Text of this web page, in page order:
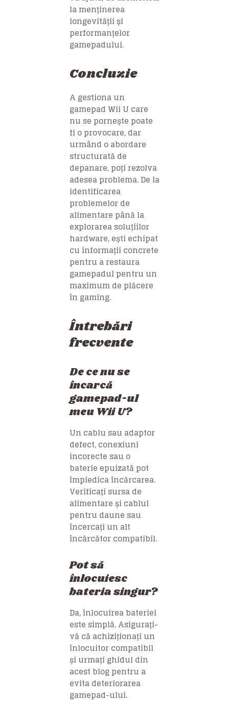
la menținerea
longevității și
performanțelor
gamepadului.
Concluzie
A gestiona un
gamepad Wii U care
nu se pornește poate
fi o provocare, dar
urmând o abordare
structurată de
depanare, poți rezolva
adesea problema. De la
identificarea
problemelor de
alimentare până la
explorarea soluțiilor
hardware, ești echipat
cu informații concrete
pentru a restaura
gamepadul pentru un
maximum de plăcere
în gaming.
Întrebări
frecvente
De ce nu se
încarcă
gamepad-ul
meu Wii U?
Un cablu sau adaptor
defect, conexiuni
incorecte sau o
baterie epuizată pot
împiedica încărcarea.
Verificați sursa de
alimentare și cablul
pentru daune sau
încercați un alt
încărcător compatibil.
Pot să
înlocuiesc
bateria singur?
Da, înlocuirea bateriei
este simplă. Asigurați-
vă că achiziționați un
înlocuitor compatibil
și urmați ghidul din
acest blog pentru a
evita deteriorarea
gamepad-ului.